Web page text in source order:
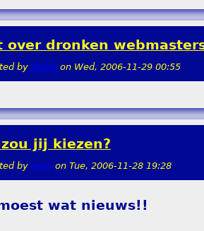
over dronken
by teddy on Wed, 2006-11-29 00:55
jij kiezen?
by remi on Tue, 2006-11-28 19:28
wat nieuws!!